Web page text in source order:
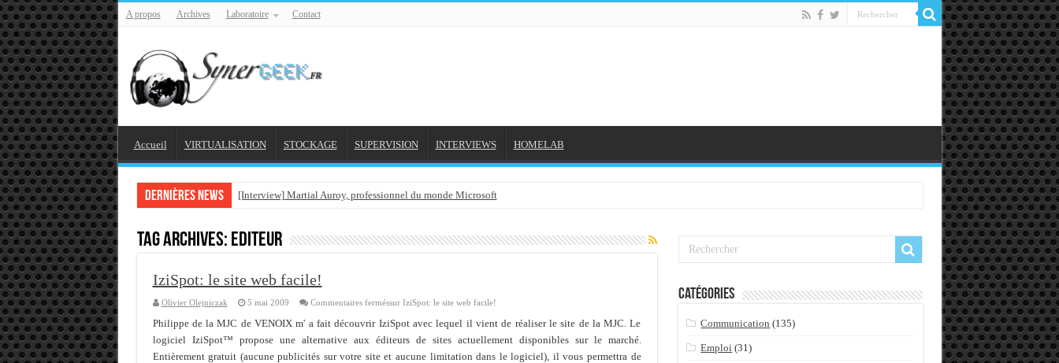
A propos Archives Laboratoire Contact
Accueil VIRTUALISATION STOCKAGE SUPERVISION INTERVIEWS HOMELAB
Dernières news [Interview] Martial Auroy, professionnel du monde Microsoft
Supprimer une boite partagée avec outlook 2010 ou 2013 (environnement Exchange)
Veille technologique du 23/01/2016
Veille technologique du 17-01-2016
Bonne année 2016 et rétro 2015
Tag Archives: editeur
IziSpot: le site web facile!
Olivier Olejniczak 5 mai 2009 Commentaires ferméssur IziSpot: le site web facile!
Philippe de la MJC de VENOIX m' a fait découvrir IziSpot avec lequel il vient de réaliser le site de la MJC. Le
logiciel IziSpot™ propose une alternative aux éditeurs de sites actuellement disponibles sur le marché.
Entièrement gratuit (aucune publicités sur votre site et aucune limitation dans le logiciel), il vous permettra de
Catégories
Communication (135)
Emploi (31)